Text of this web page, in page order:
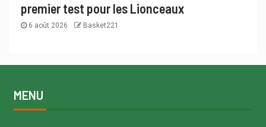
premier test pour les Lionceaux
6 août 2026 Basket221
MENU